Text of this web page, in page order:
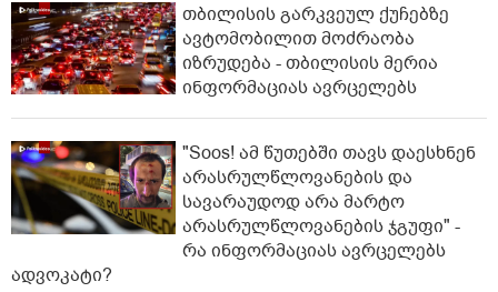
თბილისის გარკვეულ ქუჩებზე
ავტომობილით მოძრაობა
იზრუდება - თბილისის მერია
ინფორმაციას ავრცელებს
"Soos! ამ წუთებში თავს დაესხნენ
არასრულწლოვანების და
სავარაუდოდ არა მარტო
არასრულწლოვანების ჯგუფი" -
რა ინფორმაციას ავრცელებს
ადვოკატი?